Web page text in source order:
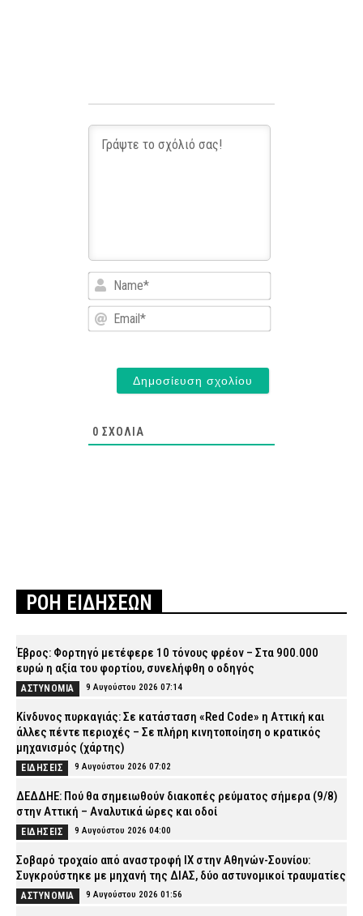
Name*
Email*
0 ΣΧΌΛΙΑ
ΡΟΗ ΕΙΔΗΣΕΩΝ
Έβρος: Φορτηγό μετέφερε 10 τόνους φρέον – Στα 900.000
ευρώ η αξία του φορτίου, συνελήφθη ο οδηγός
ΑΣΤΥΝΟΜΙΑ 9 Αυγούστου 2026 07:14
Κίνδυνος πυρκαγιάς: Σε κατάσταση «Red Code» η Αττική και
άλλες πέντε περιοχές – Σε πλήρη κινητοποίηση ο κρατικός
μηχανισμός (χάρτης)
ΕΙΔΗΣΕΙΣ 9 Αυγούστου 2026 07:02
ΔΕΔΔΗΕ: Πού θα σημειωθούν διακοπές ρεύματος σήμερα (9/8)
στην Αττική – Αναλυτικά ώρες και οδοί
ΕΙΔΗΣΕΙΣ 9 Αυγούστου 2026 04:00
Σοβαρό τροχαίο από αναστροφή ΙΧ στην Αθηνών-Σουνίου:
Συγκρούστηκε με μηχανή της ΔΙΑΣ, δύο αστυνομικοί τραυματίες
ΑΣΤΥΝΟΜΙΑ 9 Αυγούστου 2026 01:56